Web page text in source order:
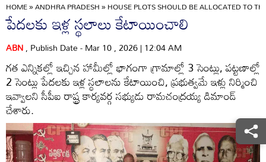
HOME»ANDHRA PRADESH»HOUSE PLOTS SHOULD BE ALLOCATED TO
పేదలకు ఇళ్ల స్థలాలు కేటాయించాలి
ABN, Publish Date - Mar 10 , 2026 | 12:04 AM
గత ఎన్నికల్లో ఇచ్చిన హామీల్లో భాగంగా గ్రామాల్లో 3 సెంట్లు, పట్టణాల్లో
2 సెంట్లు పేదలకు ఇళ్ల స్థలాలను కేటాయించి, ప్రభుత్వమే ఇళ్లు నిర్మించి
ఇవ్వాలని సీపీఐ రాష్ట్ర కార్యవర్గ సభ్యుడు రామచంద్రయ్య డిమాండ్‌
చేశారు.